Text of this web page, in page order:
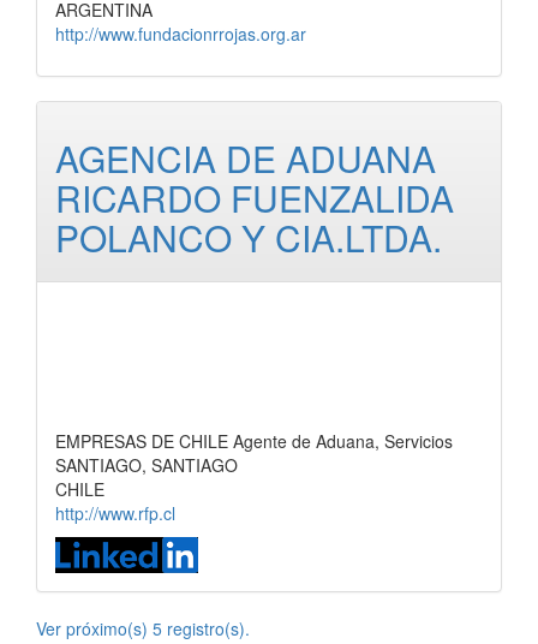
ARGENTINA
http://www.fundacionrrojas.org.ar
AGENCIA DE ADUANA
RICARDO FUENZALIDA
POLANCO Y CIA.LTDA.
EMPRESAS DE CHILE Agente de Aduana, Servicios
SANTIAGO, SANTIAGO
CHILE
http://www.rfp.cl
Ver próximo(s) 5 registro(s).